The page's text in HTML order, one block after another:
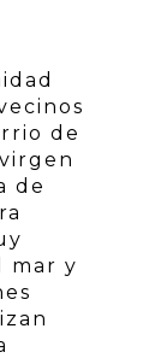
de
de
mar y